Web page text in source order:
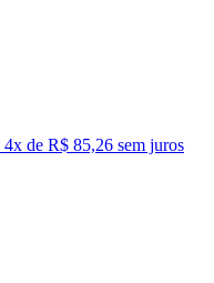
4x de R$ 85,26 sem juros